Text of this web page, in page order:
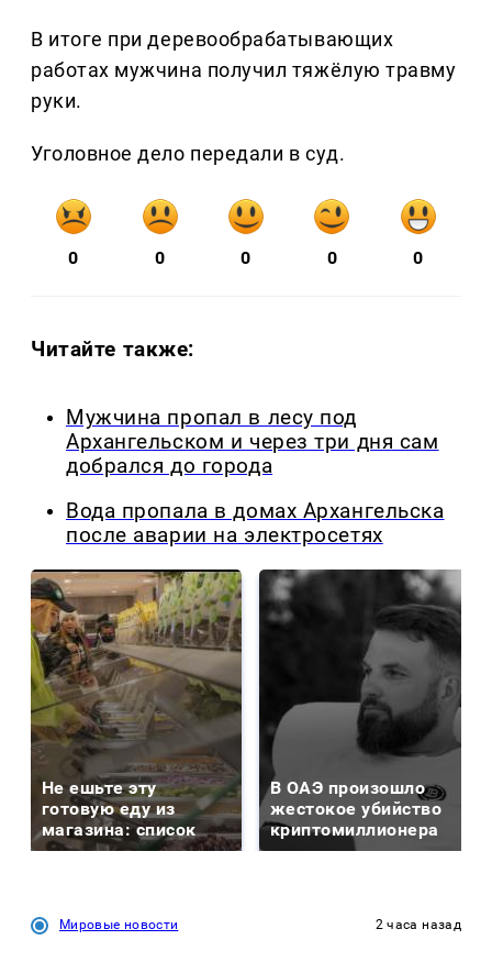
В итоге при деревообрабатывающих
работах мужчина получил тяжёлую травму
руки.
Уголовное дело передали в суд.
0 0 0 0 0
Читайте также:
Мужчина пропал в лесу под
Архангельском и через три дня сам
добрался до города
Вода пропала в домах Архангельска
после аварии на электросетях
Не ешьте эту
готовую еду из
магазина: список
В ОАЭ произошло
жестокое убийство
криптомиллионера
Мировые новости 2 часа назад